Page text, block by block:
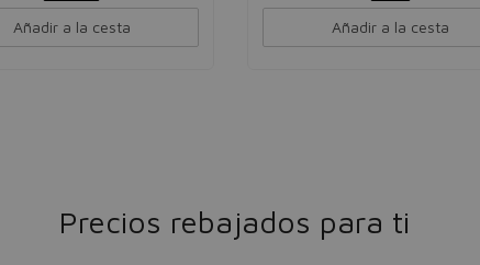
Añadir a la cesta Añadir a la cesta
Precios rebajados para ti